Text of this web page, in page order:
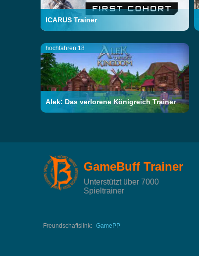
ICARUS Trainer
hochfahren 18
Alek: Das verlorene Königreich Trainer
GameBuff Trainer
Unterstützt über 7000
Spieltrainer
Freundschaftslink: GamePP